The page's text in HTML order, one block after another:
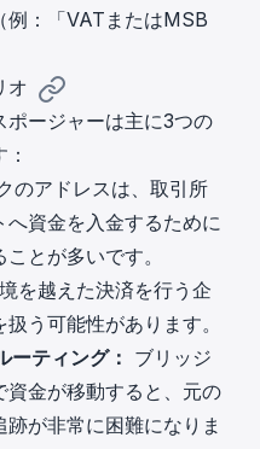
：
「VATまたはMSB
オ
ージャーは主に3つの
のアドレスは、取引所
資金を入金するために
とが多いです。
を越えた決済を行う企
う可能性があります。
ーティング： ブリッジ
資金が移動すると、元の
が非常に困難になりま